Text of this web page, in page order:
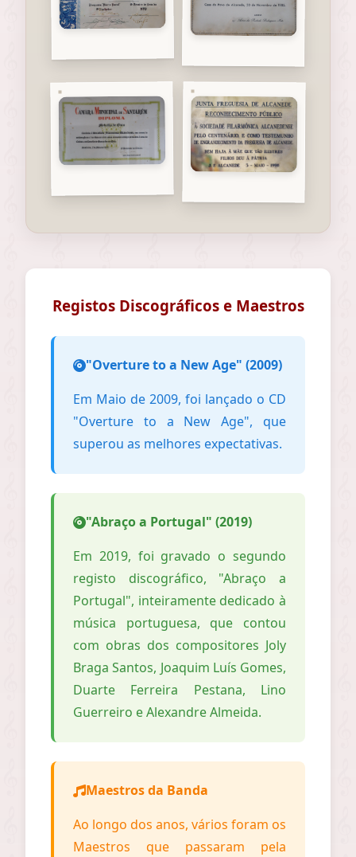
Registos Discográficos e Maestros
"Overture to a New Age" (2009)
Em Maio de 2009, foi lançado o CD
"Overture to a New Age", que
superou as melhores expectativas.
"Abraço a Portugal" (2019)
Em 2019, foi gravado o segundo
registo discográfico, "Abraço a
Portugal", inteiramente dedicado à
música portuguesa, que contou
com obras dos compositores Joly
Braga Santos, Joaquim Luís Gomes,
Duarte Ferreira Pestana, Lino
Guerreiro e Alexandre Almeida.
Maestros da Banda
Ao longo dos anos, vários foram os
Maestros que passaram pela